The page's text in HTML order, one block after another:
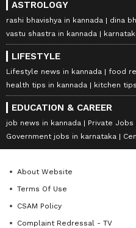
ASTROLOGY
rashi bhavishya in kannada dina
vastu shastra in kannada
LIFESTYLE
Lifestyle news in kannada
food
health tips in kannada
kitchen
EDUCATION & CAREER
job news in kannada Private Jobs
Government jobs in karnataka
About Website
Terms Of Use
CSAM Policy
Complaint Redressal - TV